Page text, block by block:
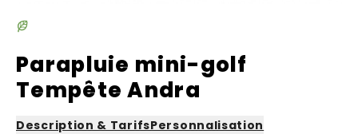
Parapluie mini-golf
Tempête Andra
Description & TarifsPersonnalisation